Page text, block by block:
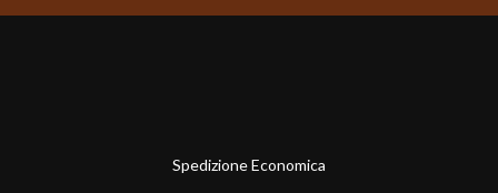
Spedizione Economica